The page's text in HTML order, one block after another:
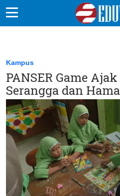
Sekolah Kita
Vokasi
Kampus
Idea
Sains
EduDana
Ikuti
Kampus
PANSER Game
Serangga dan Hama